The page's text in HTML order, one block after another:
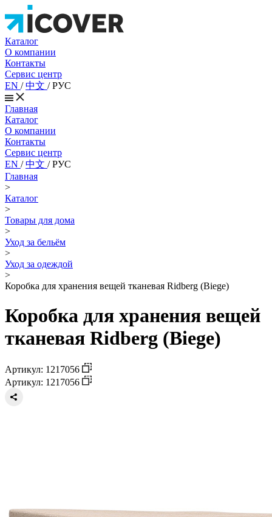
Каталог
О компании
Контакты
Сервис центр
EN /中文 /РУС
Главная
Каталог
О компании
Контакты
Сервис центр
EN /中文 /РУС
Главная
>
Каталог
>
Товары для дома
>
Уход за бельём
>
Уход за одеждой
>
Коробка для хранения вещей тканевая Ridberg (Biege)
Коробка для хранения вещей
тканевая Ridberg (Biege)
Артикул: 1217056
Артикул: 1217056